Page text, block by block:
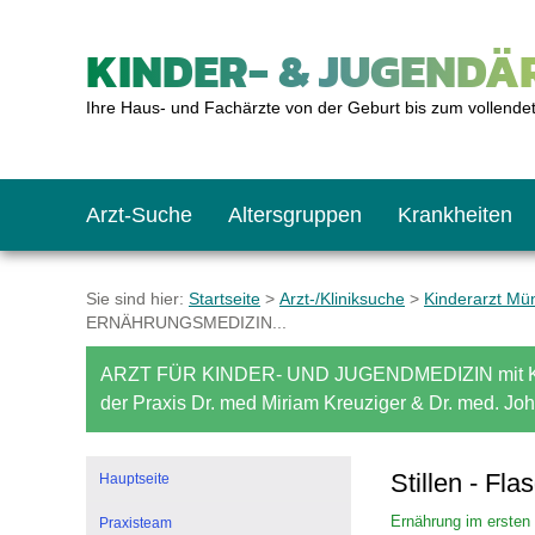
KINDER- &
Ihre Haus- und Fachärzte von der Geburt bis zum
Arzt-Suche Altersgruppen
Das erste Jahr
Kleinkinder
Jugendliche
Krankheiten
Baby: U1 bis U6
Kleinkind: U7 bis
Teenager: J1 bis
Impfkalender
Impfen: Wann und
Impfreaktionen
Notrufnummern
Giftnotruf
Sofortmaßnahmen
Notdienste
Sozialpädiatrie
Link-Tipps
BMI-Rechner
Körpergrößen-
Wachstum-
Sie sind hier: Startseite > Arzt-/Kliniksuche > Kinderarzt
ERNÄHRUNGSMEDIZIN...
ARZT FÜR KINDER- UND JUGENDMEDIZIN mit
der Praxis Dr. med Miriam Kreuziger & Dr. med.
Hauptseite
Praxisteam
Stillen -
Ernährung im